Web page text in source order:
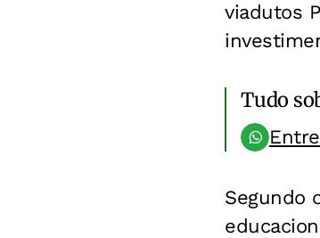
viadutos
Tudo
Segundo